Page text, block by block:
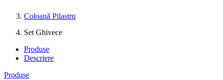
Coloană Pilastru
Set Ghivece
Produse
Descriere
Produse